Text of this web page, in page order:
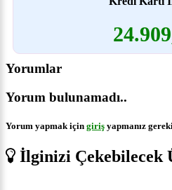
Yorumlar
Yorum bulunamadı..
Yorum yapmak için giriş yapmanız
İlginizi Çekebilecek